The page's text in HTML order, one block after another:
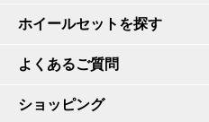
ホイールセットを探す
よくあるご質問
ショッピング